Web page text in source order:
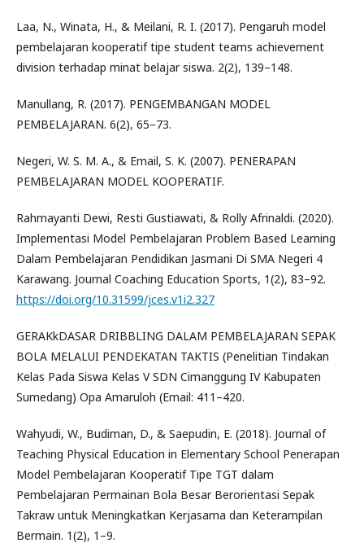
Laa, N., Winata, H., & Meilani, R. I. (2017). Pengaruh model
pembelajaran kooperatif tipe student teams achievement
division terhadap minat belajar siswa. 2(2), 139–148.
Manullang, R. (2017). PENGEMBANGAN MODEL
PEMBELAJARAN. 6(2), 65–73.
Negeri, W. S. M. A., & Email, S. K. (2007). PENERAPAN
PEMBELAJARAN MODEL KOOPERATIF.
Rahmayanti Dewi, Resti Gustiawati, & Rolly Afrinaldi. (2020).
Implementasi Model Pembelajaran Problem Based Learning
Dalam Pembelajaran Pendidikan Jasmani Di SMA Negeri 4
Karawang. Journal Coaching Education Sports, 1(2), 83–92.
https://doi.org/10.31599/jces.v1i2.327
GERAKkDASAR DRIBBLING DALAM PEMBELAJARAN SEPAK
BOLA MELALUI PENDEKATAN TAKTIS (Penelitian Tindakan
Kelas Pada Siswa Kelas V SDN Cimanggung IV Kabupaten
Sumedang) Opa Amaruloh (Email: 411–420.
Wahyudi, W., Budiman, D., & Saepudin, E. (2018). Journal of
Teaching Physical Education in Elementary School Penerapan
Model Pembelajaran Kooperatif Tipe TGT dalam
Pembelajaran Permainan Bola Besar Berorientasi Sepak
Takraw untuk Meningkatkan Kerjasama dan Keterampilan
Bermain. 1(2), 1–9.